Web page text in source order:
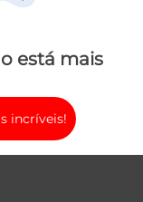
está mais
incríveis!